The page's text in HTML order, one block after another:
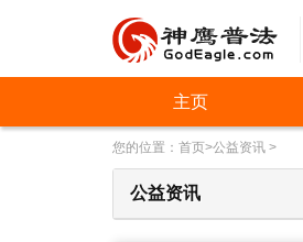
主页
您的位置： 首页>公益资讯 >
公益资讯